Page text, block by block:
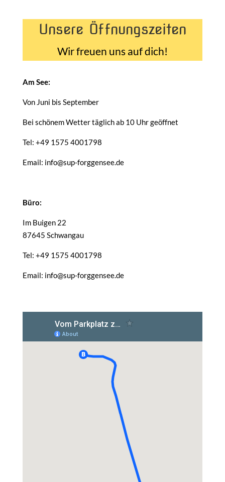
Unsere Öffnungszeiten
Wir freuen uns auf dich!
Am See:
Von Juni bis September
Bei schönem Wetter täglich ab 10 Uhr geöffnet
Tel: +49 1575 4001798
Email: info@sup-forggensee.de
Büro:
Im Buigen 22
87645 Schwangau
Tel: +49 1575 4001798
Email: info@sup-forggensee.de